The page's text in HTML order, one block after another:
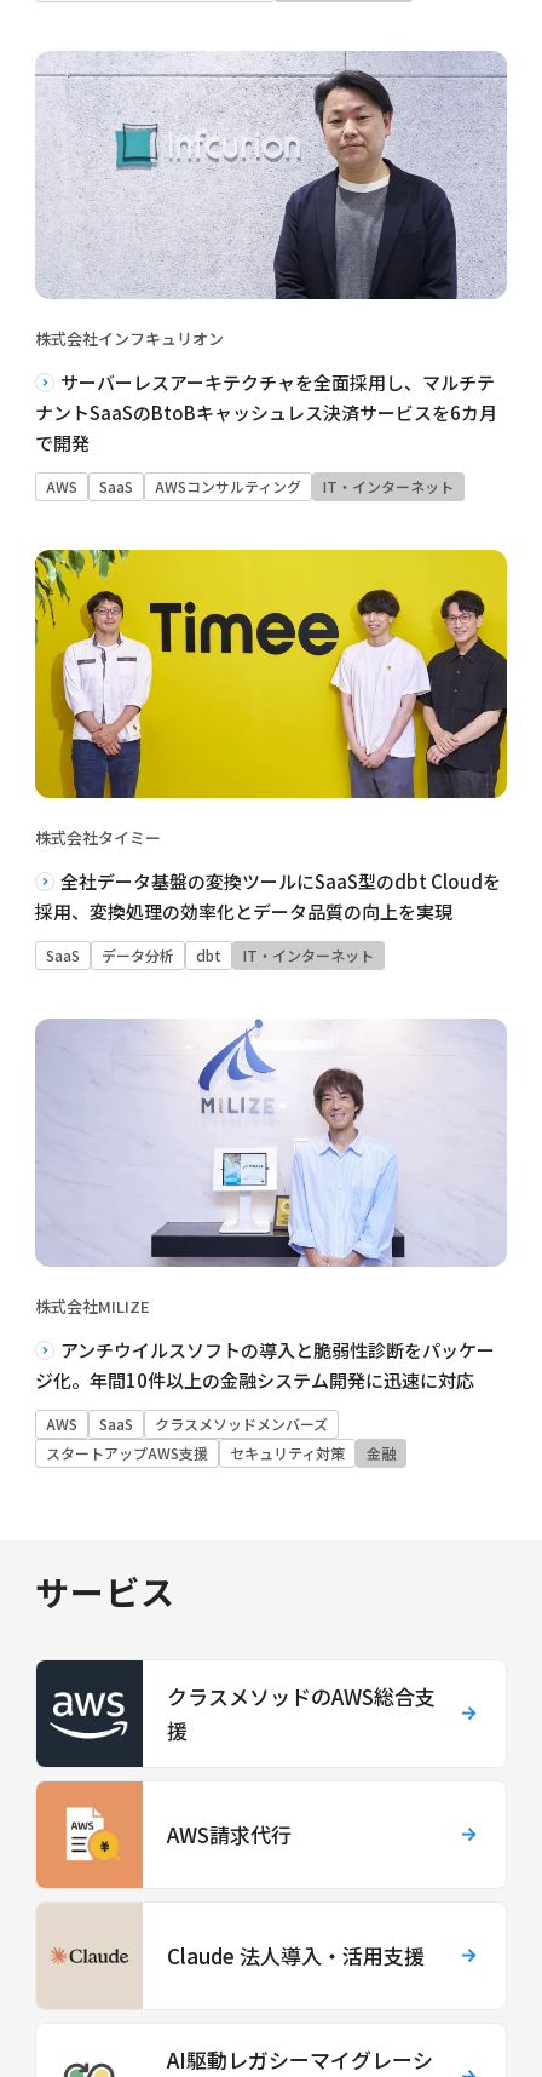
株式会社インフキュリオン
サーバーレスアーキテクチャを全面採用し、マルチテ
ナントSaaSのBtoBキャッシュレス決済サービスを6カ月
で開発
AWS SaaS AWSコンサルティング IT・インターネット
株式会社タイミー
全社データ基盤の変換ツールにSaaS型のdbt Cloudを
採用、変換処理の効率化とデータ品質の向上を実現
SaaS データ分析 dbt IT・インターネット
株式会社MILIZE
アンチウイルスソフトの導入と脆弱性診断をパッケー
ジ化。年間10件以上の金融システム開発に迅速に対応
AWS SaaS
クラスメソッドメンバーズ
スタートアップAWS支援
セキュリティ対策 金融
サービス
クラスメソッドのAWS総合支
援
AWS請求代行
Claude 法人導入・活用支援
AI駆動レガシーマイグレーシ